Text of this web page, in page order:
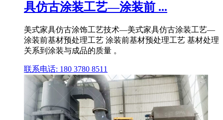
具仿古涂装工艺—涂装前 ...
美式家具仿古涂饰工艺技术—美式家具仿古涂装工艺—
涂装前基材预处理工艺 涂装前基材预处理工艺 基材处理
关系到涂装与成品的质量 。
联系电话: 180 3780 8511